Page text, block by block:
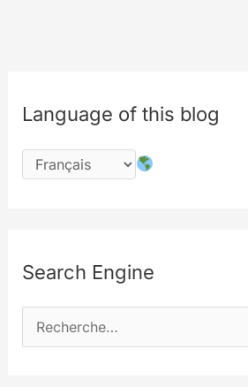
Language of this blog
Search Engine
e